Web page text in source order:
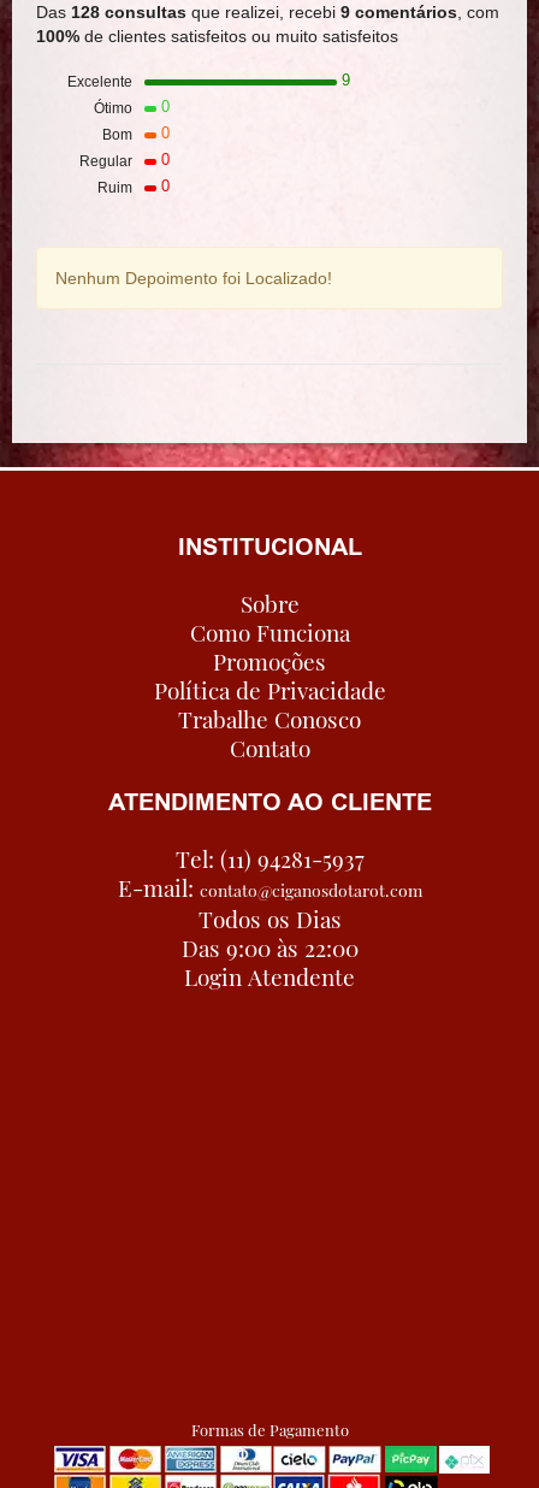
Das 128 consultas que realizei, recebi 9 comentários , com
100% de clientes satisfeitos ou muito satisfeitos
Excelente 9
Ótimo 0
Bom 0
Regular 0
Ruim 0
Nenhum Depoimento foi Localizado!
INSTITUCIONAL
Sobre
Como Funciona
Promoções
Política de Privacidade
Trabalhe Conosco
Contato
ATENDIMENTO AO CLIENTE
Tel: (11) 94281-5937
E-mail: contato@ciganosdotarot.com
Todos os Dias
Das 9:00 às 22:00
Login Atendente
Formas de Pagamento